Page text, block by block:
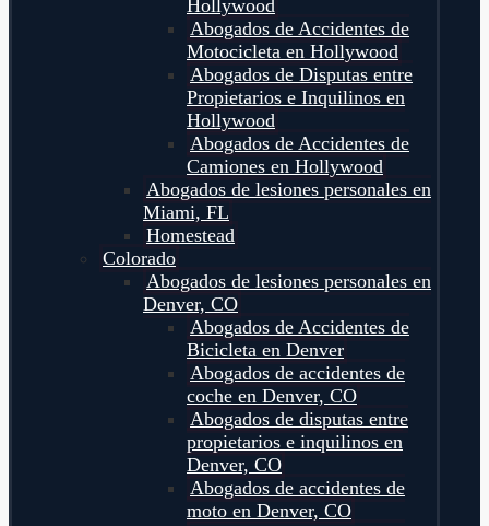
Hollywood
Abogados de Accidentes de
Motocicleta en Hollywood
Abogados de Disputas entre
Propietarios e Inquilinos en
Hollywood
Abogados de Accidentes de
Camiones en Hollywood
Abogados de lesiones personales en
Miami, FL
Homestead
Colorado
Abogados de lesiones personales en
Denver, CO
Abogados de Accidentes de
Bicicleta en Denver
Abogados de accidentes de
coche en Denver, CO
Abogados de disputas entre
propietarios e inquilinos en
Denver, CO
Abogados de accidentes de
moto en Denver, CO